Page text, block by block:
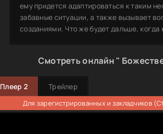
ему придется адаптироваться к таким
забавные ситуации, а также вызывает
созданиями. Что же будет дальше,
Смотреть онлайн "
Плеер 2 Трейлер
Для зарегистрированных и закладчиков